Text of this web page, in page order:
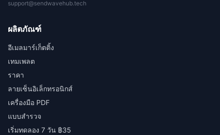
support@sendwavehub.tech
ผลิตภัณฑ์
อีเมลมาร์เก็ตติ้ง
เทมเพลต
ราคา
ลายเซ็นอิเล็กทรอนิกส์
เครื่องมือ PDF
แบบสำรวจ
เริ่มทดลอง 7 วัน ฿35